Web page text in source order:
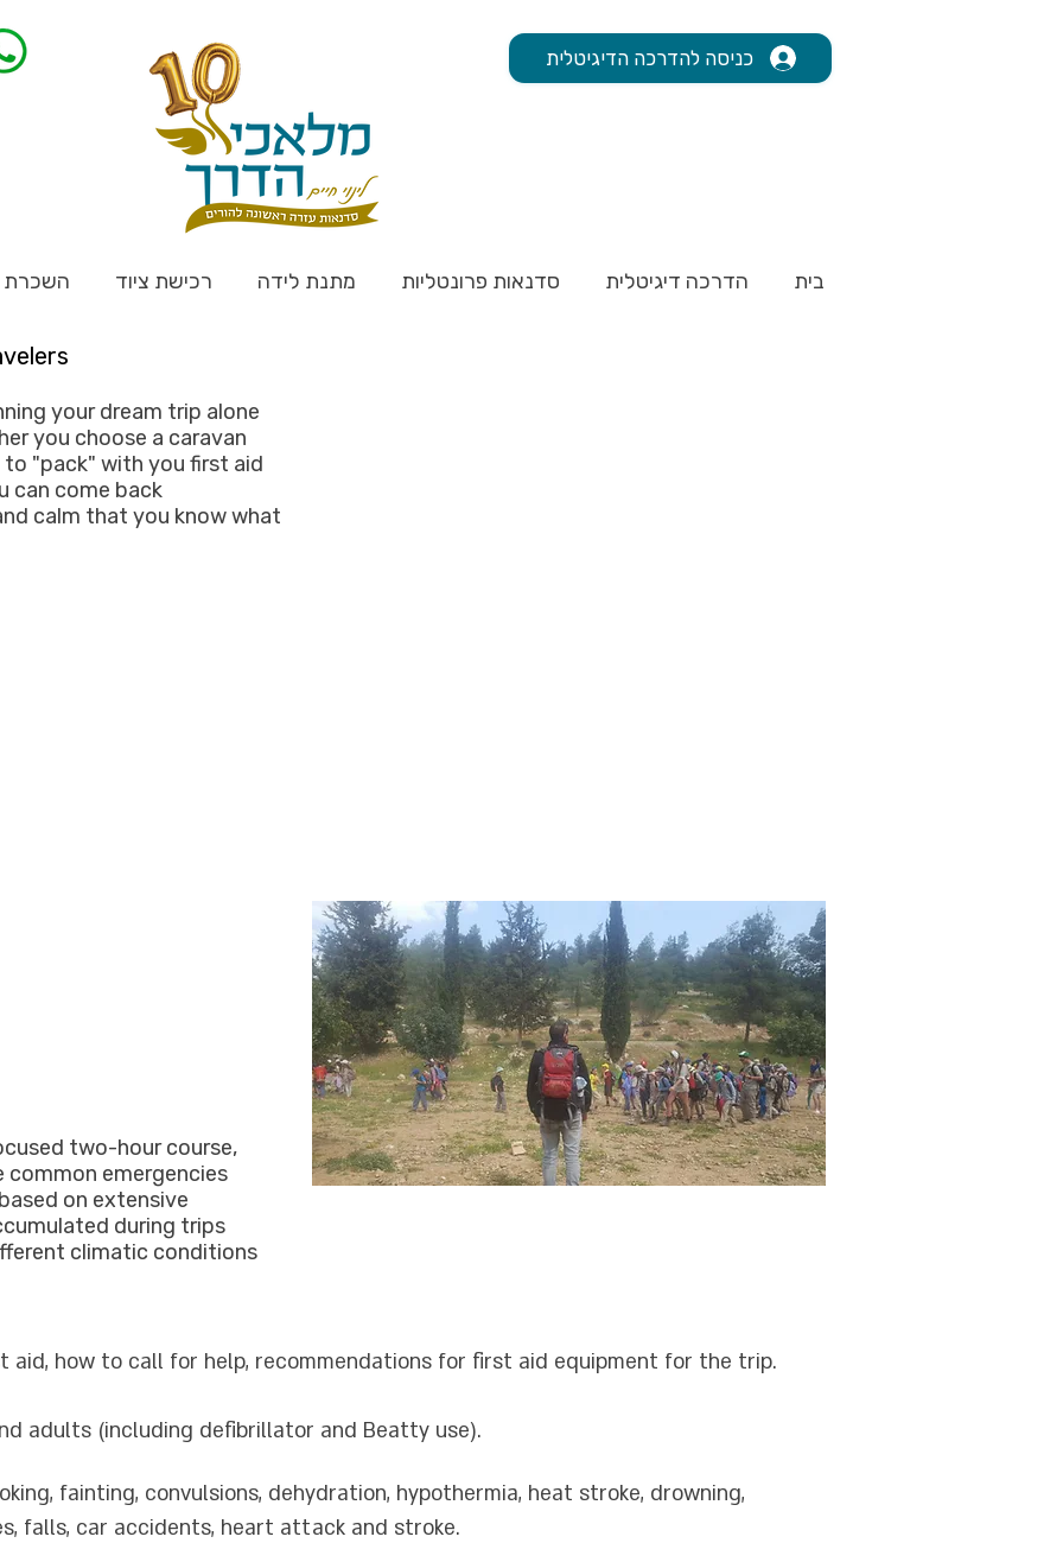
כניסה להדרכה הדיגיטלית
בית הדרכה דיגיטלית סדנאות פרונטליות מתנת לידה רכישת ציוד השכרת
your dream trip alone
you choose a caravan
"pack" with you first aid
can come back
calm that you know what
two-hour course,
common emergencies
on extensive
during trips
climatic conditions
aid, how to call for help, recommendations for first aid equipment for the trip.
adults (including defibrillator and Beatty use).
fainting, convulsions, dehydration, hypothermia, heat stroke, drowning,
falls, car accidents, heart attack and stroke.